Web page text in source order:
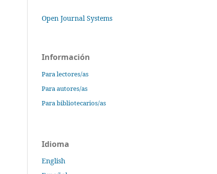
Open Journal Systems
Información
Para lectores/as
Para autores/as
Para bibliotecarios/as
Idioma
English